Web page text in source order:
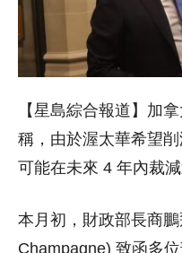
【星島綜合報道】加
稱，由於渥太華希望
可能在未來 4 年內裁
本月初，財政部長商
Champagne) 致函多